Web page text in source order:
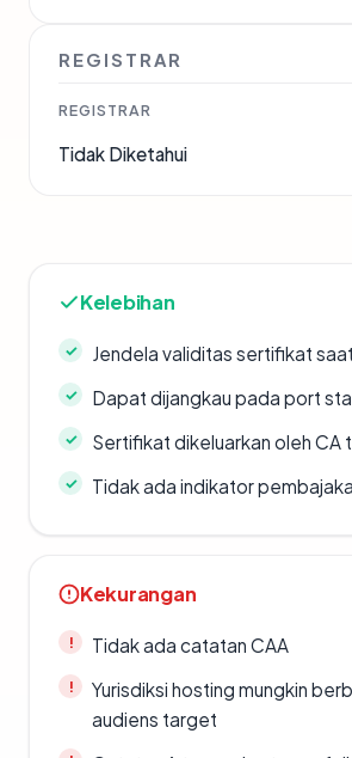
REGISTRAR
REGISTRAR
Tidak Diketahui
Kelebihan
Jendela validitas sertifikat
Dapat dijangkau pada port
Sertifikat dikeluarkan oleh CA
Tidak ada indikator
Kekurangan
Tidak ada catatan CAA
Yurisdiksi hosting mungkin
audiens target